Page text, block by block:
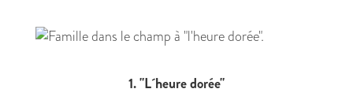
1. "L´heure dorée"